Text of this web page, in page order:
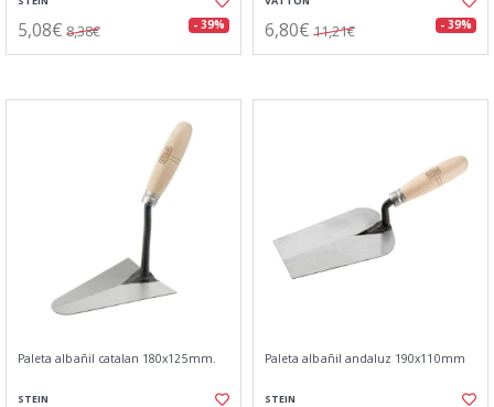
5,08€ 8,38€ - 39% 6,80€ 11,21€ - 39%
Paleta albañil catalan 180x125mm.
STEIN
Paleta albañil andaluz 190x110mm
STEIN